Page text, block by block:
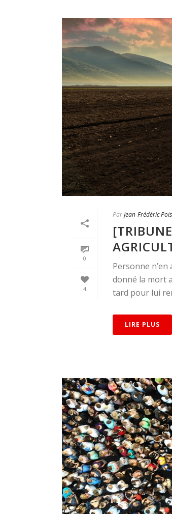
0
4
ParJean-Frédéric
Personne
donné la mort
tard pour lui
LIRE PLUS